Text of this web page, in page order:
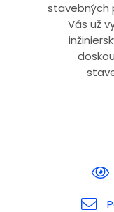
stavebných
Vás už